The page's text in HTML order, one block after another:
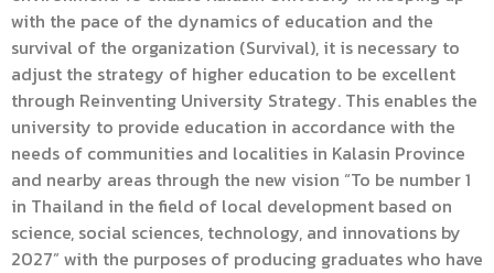
with the pace of the dynamics of education and the
survival of the organization (Survival), it is necessary to
adjust the strategy of higher education to be excellent
through Reinventing University Strategy. This enables the
university to provide education in accordance with the
needs of communities and localities in Kalasin Province
and nearby areas through the new vision “To be number 1
in Thailand in the field of local development based on
science, social sciences, technology, and innovations by
2027” with the purposes of producing graduates who have